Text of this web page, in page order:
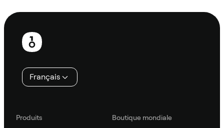
Pied
page
Français
Produits
Boutique mondiale